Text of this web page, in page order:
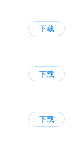
下载
下载
下载